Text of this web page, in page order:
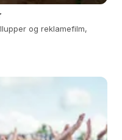
og reklamefilm,